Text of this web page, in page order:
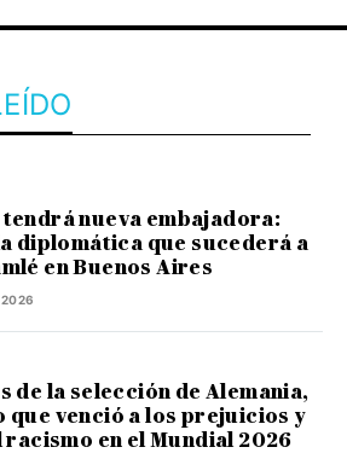
tendrá nueva embajadora:
diplomática que sucederá a
en Buenos Aires
2026
de la selección de Alemania,
que venció a los prejuicios y
racismo en el Mundial 2026